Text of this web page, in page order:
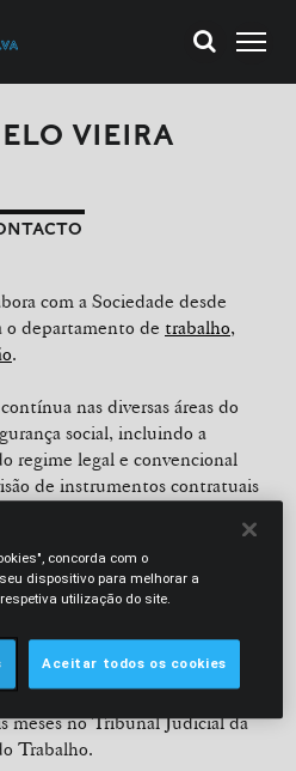
VIEIRA
com a Sociedade desde
o departamento de trabalho,
.
nas diversas áreas do
social, incluindo a
regime legal e convencional
de instrumentos contratuais
reestruturações
contraordenacionais.
estágios na Morais Leitão,
& Associados, onde integrou a
social e imigração. Efetuou
meses no Tribunal Judicial da
Trabalho.
concorda com o
dispositivo para melhorar a
utilização do site.
Aceitar todos os cookies